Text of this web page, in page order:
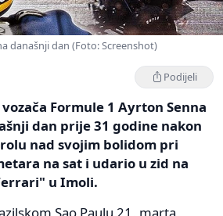
današnji dan (Foto: Screenshot)
Podijeli
Formule 1 Ayrton Senna
dan prije 31 godine nakon
nad svojim bolidom pri
na sat i udario u zid na
u Imoli.
Sao Paulu 21. marta